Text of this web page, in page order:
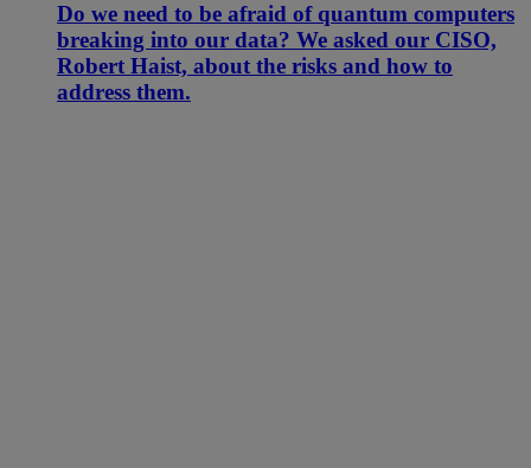
Do we need to be afraid of quantum computers
breaking into our data? We asked our CISO,
Robert Haist, about the risks and how to
address them.